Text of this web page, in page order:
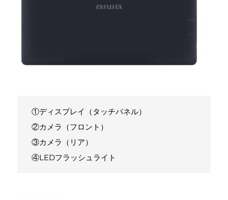
①ディスプレイ（タッチパネル）
②カメラ（フロント）
③カメラ（リア）
④LEDフラッシュライト